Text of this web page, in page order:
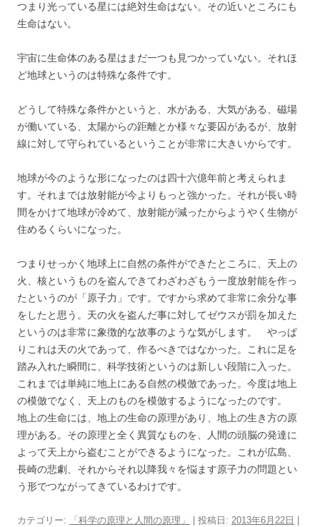
つまり光っている星には絶対生命はない。その近いところにも
生命はない。
宇宙に生命体のある星はまだ一つも見つかっていない。それほ
ど地球というのは特殊な条件です。
どうして特殊な条件かというと、水がある、大気がある、磁場
が働いている、太陽からの距離とか様々な要囚があるが、放射
線に対して守られているということが非常に大きいからです。
地球が今のような形になったのは四十六億年前と考えられま
す。それまでは放射能が今よりもっと強かった。それが長い時
間をかけて地球が冷めて、放射能が減ったからようやく生物が
住めるくらいになった。
つまりせっかく地球上に自然の条件ができたところに、天上の
火、核というものを盗んできてわざわざもう一度放射能を作っ
たというのが「原子力」です。ですから求めて非常に余分な事
をしたと思う。天の火を盗んだ事に対してゼウスが罰を加えた
というのは非常に象徴的な故事のような気がします。 やっぱ
りこれは天の火であって、作るべきではなかった。これに足を
踏み入れた瞬間に、科学技術というのは新しい段階に入った。
これまでは単純に地上にある自然の模倣であった。今度は地上
の模倣でなく、天上のものを模倣するようになったのです。
地上の生命には、地上の生命の原理があり、地上の生き方の原
理がある。その原理と全く異質なものを、人間の頭脳の発達に
よって天上から盗むことができるようになった。これが広島、
長崎の悲劇、それからそれ以降我々を悩ます原子力の問題とい
う形でつながってきているわけです。
カテゴリー: 「科学の原理と人間の原理」 | 投稿日: 2013年6月22日